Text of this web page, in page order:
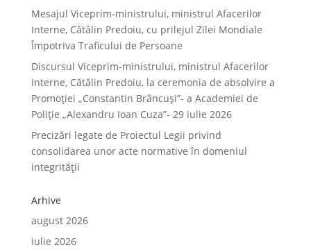
Mesajul Viceprim-ministrului, ministrul Afacerilor
Interne, Cătălin Predoiu, cu prilejul Zilei Mondiale
Împotriva Traficului de Persoane
Discursul Viceprim-ministrului, ministrul Afacerilor
Interne, Cătălin Predoiu, la ceremonia de absolvire a
Promoției „Constantin Brâncuși”- a Academiei de
Poliție „Alexandru Ioan Cuza”- 29 iulie 2026
Precizări legate de Proiectul Legii privind
consolidarea unor acte normative în domeniul
integrității
Arhive
august 2026
iulie 2026